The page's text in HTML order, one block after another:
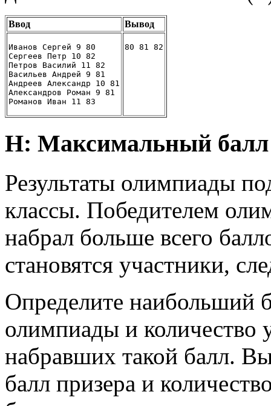
Ввод Вывод
Иванов Сергей 9 80
Сергеев Петр 10 82
Петров Василий 11 82
Васильев Андрей 9 81
Андреев Александр 10 81
Александров Роман 9 81
Романов Иван 11 83
80 81 82
H: Максимальный балл
Результаты олимпиады
классы. Победителем
набрал больше всего
становятся участники,
Определите наибольший
олимпиады и количество
набравших такой балл.
балл призера и